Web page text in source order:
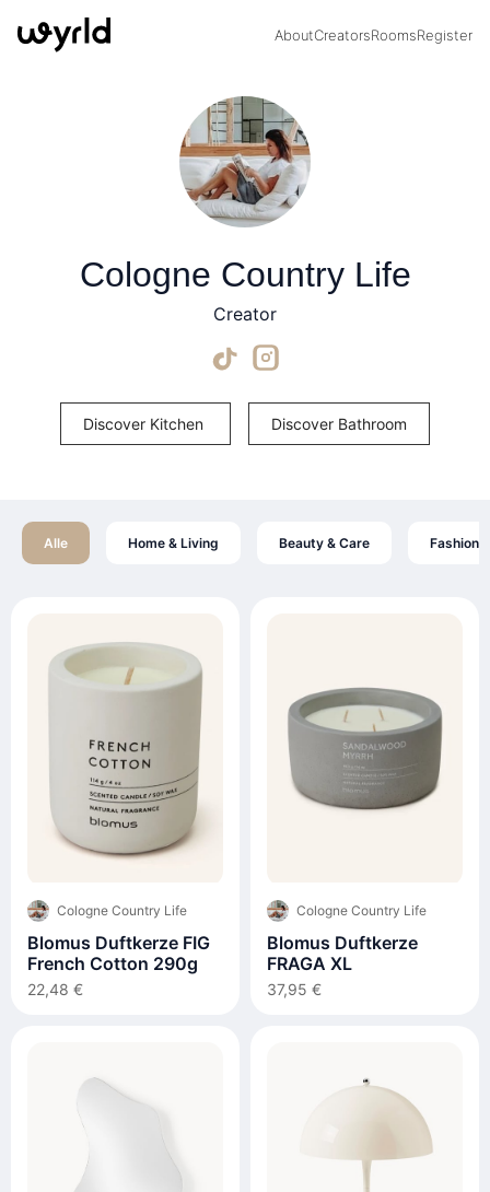
AboutCreatorsRoomsRegister
Cologne Country Life
Creator
Discover Kitchen Discover Bathroom
Alle Home & Living Beauty & Care Fashion
Cologne Country Life
Blomus Duftkerze FIG
French Cotton 290g
22,48 €
Cologne Country Life
Blomus Duftkerze
FRAGA XL
37,95 €